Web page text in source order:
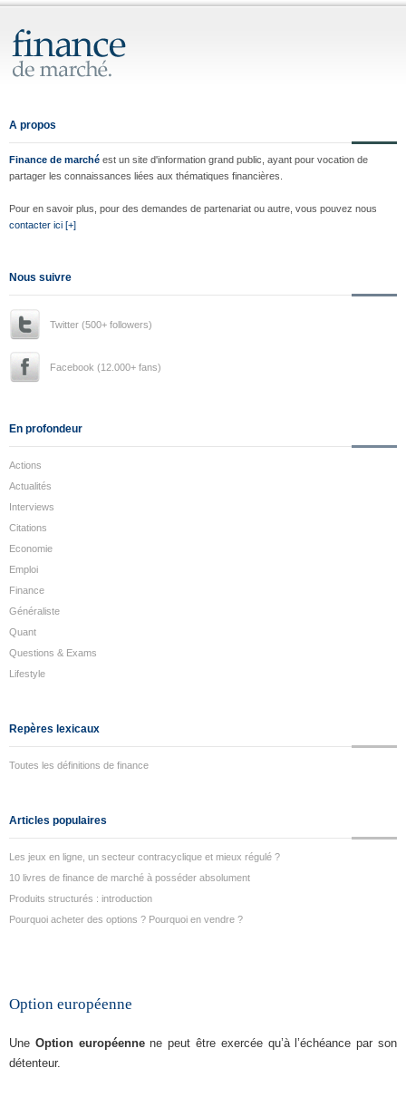
A propos
Finance de marché est un site d'information grand public, ayant pour vocation de
partager les connaissances liées aux thématiques financières.
Pour en savoir plus, pour des demandes de partenariat ou autre, vous pouvez nous
contacter ici [+]
Nous suivre
Twitter (500+ followers)
Facebook (12.000+ fans)
En profondeur
Actions
Actualités
Interviews
Citations
Economie
Emploi
Finance
Généraliste
Quant
Questions & Exams
Lifestyle
Repères lexicaux
Toutes les définitions de finance
Articles populaires
Les jeux en ligne, un secteur contracyclique et mieux régulé ?
10 livres de finance de marché à posséder absolument
Produits structurés : introduction
Pourquoi acheter des options ? Pourquoi en vendre ?
Option européenne
Une Option européennene peut être exercée qu’à l’échéance par son
détenteur.